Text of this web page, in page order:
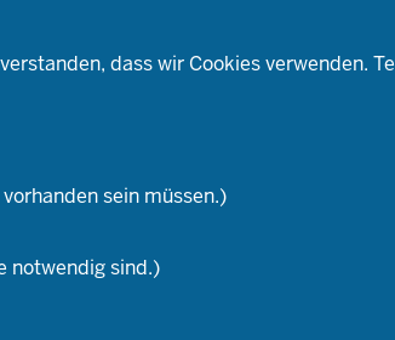
dass wir Cookies verwenden.
sein müssen.)
notwendig sind.)
IT-Lösungen, Webservices